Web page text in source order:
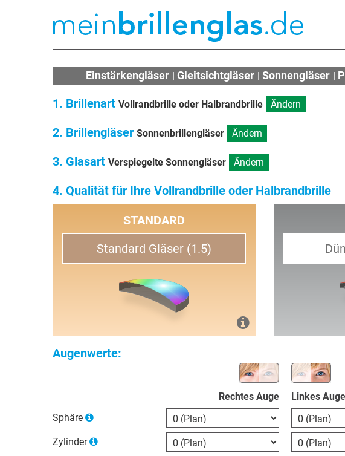
Einstärkengläser Gleitsichtgläser Sonnengläser
1. Brillenart Vollrandbrille oder Halbrandbrille Ändern
2. Brillengläser Sonnenbrillengläser Ändern
3. Glasart Verspiegelte Sonnengläser Ändern
4. Qualität für Ihre Vollrandbrille oder Halbrandbrille
STANDARD
Standard Gläser (1.5)
Augenwerte:
Rechtes Auge
Sphäre
Zylinder
Linkes Auge